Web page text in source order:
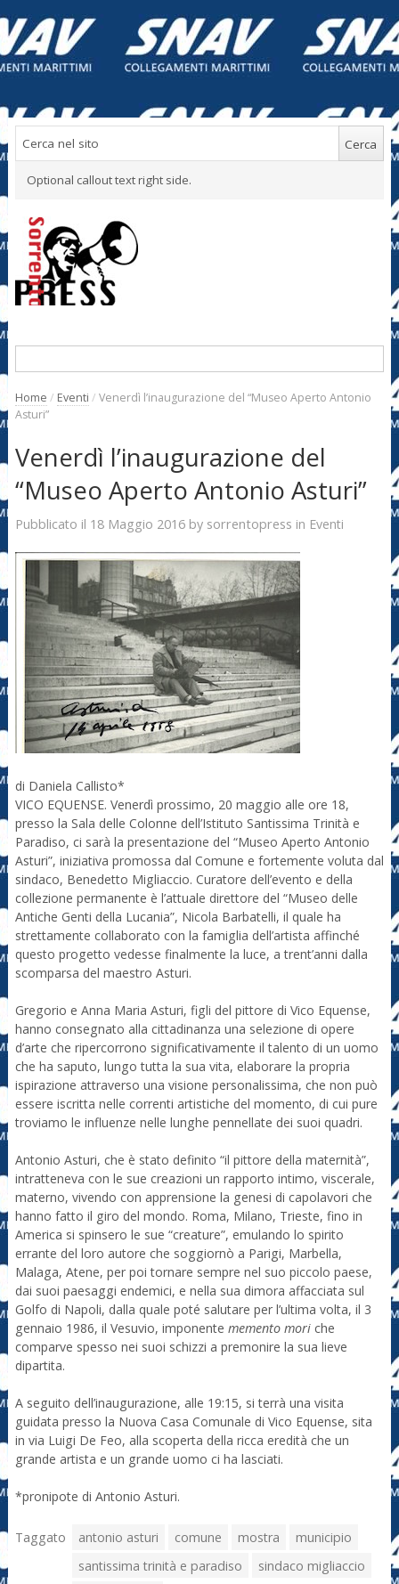
Optional callout text right side.
Home / Eventi / Venerdì l’inaugurazione del “Museo Aperto Antonio
Asturi”
Venerdì l’inaugurazione del
“Museo Aperto Antonio Asturi”
Pubblicato il 18 Maggio 2016by sorrentopress in Eventi
di Daniela Callisto*
VICO EQUENSE. Venerdì prossimo, 20 maggio alle ore 18,
presso la Sala delle Colonne dell’Istituto Santissima Trinità e
Paradiso, ci sarà la presentazione del “Museo Aperto Antonio
Asturi”, iniziativa promossa dal Comune e fortemente voluta dal
sindaco, Benedetto Migliaccio. Curatore dell’evento e della
collezione permanente è l’attuale direttore del “Museo delle
Antiche Genti della Lucania”, Nicola Barbatelli, il quale ha
strettamente collaborato con la famiglia dell’artista affinché
questo progetto vedesse finalmente la luce, a trent’anni dalla
scomparsa del maestro Asturi.
Gregorio e Anna Maria Asturi, figli del pittore di Vico Equense,
hanno consegnato alla cittadinanza una selezione di opere
d’arte che ripercorrono significativamente il talento di un uomo
che ha saputo, lungo tutta la sua vita, elaborare la propria
ispirazione attraverso una visione personalissima, che non può
essere iscritta nelle correnti artistiche del momento, di cui pure
troviamo le influenze nelle lunghe pennellate dei suoi quadri.
Antonio Asturi, che è stato definito “il pittore della maternità”,
intratteneva con le sue creazioni un rapporto intimo, viscerale,
materno, vivendo con apprensione la genesi di capolavori che
hanno fatto il giro del mondo. Roma, Milano, Trieste, fino in
America si spinsero le sue “creature”, emulando lo spirito
errante del loro autore che soggiornò a Parigi, Marbella,
Malaga, Atene, per poi tornare sempre nel suo piccolo paese,
dai suoi paesaggi endemici, e nella sua dimora affacciata sul
Golfo di Napoli, dalla quale poté salutare per l’ultima volta, il 3
gennaio 1986, il Vesuvio, imponente memento moriche
comparve spesso nei suoi schizzi a premonire la sua lieve
dipartita.
A seguito dell’inaugurazione, alle 19:15, si terrà una visita
guidata presso la Nuova Casa Comunale di Vico Equense, sita
in via Luigi De Feo, alla scoperta della ricca eredità che un
grande artista e un grande uomo ci ha lasciati.
*pronipote di Antonio Asturi.
Taggato antonio asturi comune mostra
municipio
santissima trinità e paradiso
sindaco migliaccio